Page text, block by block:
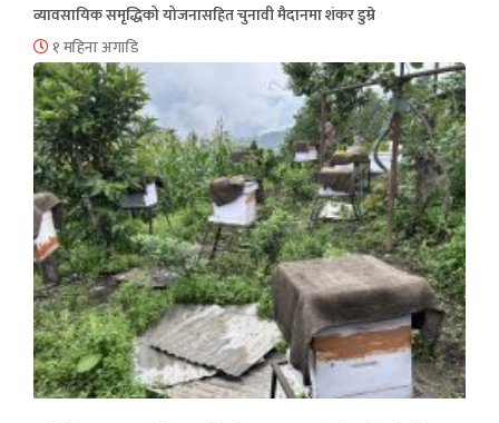
व्यावसायिक समृद्धिको योजनासहित चुनावी मैदानमा शंकर डुम्रे
१ महिना अगाडि